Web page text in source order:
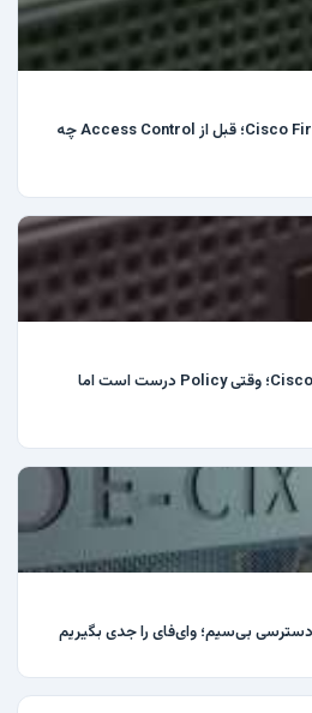
Prefilter Policy در Cisco Firepower؛ قبل از Access Control چه
ترتیب Ruleها در Cisco Firepower؛ وقتی Policy درست است اما